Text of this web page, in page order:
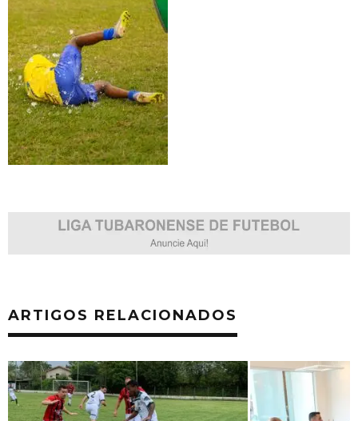
ARTIGOS RELACIONADOS